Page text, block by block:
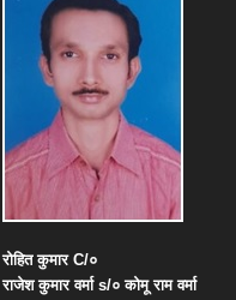
रोहित कुमारC/०
राजेश कुमार वर्माs/० कोमू राम वर्मा